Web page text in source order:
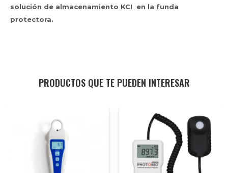
solución de almacenamiento KCI en la funda
protectora.
PRODUCTOS QUE TE PUEDEN INTERESAR